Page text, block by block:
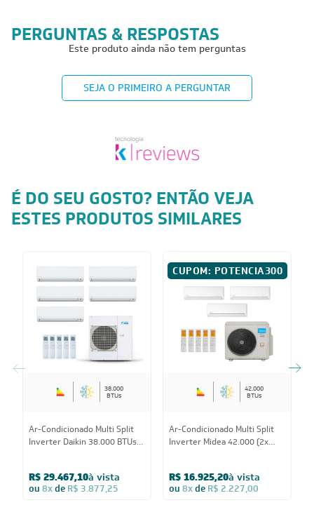
PERGUNTAS & RESPOSTAS
Este produto ainda não tem perguntas
SEJA O PRIMEIRO A PERGUNTAR
É DO SEU GOSTO? ENTÃO VEJA
ESTES PRODUTOS SIMILARES
38.000
BTUs
Ar-Condicionado Multi Split
Inverter Daikin 38.000 BTUs
220V
R$ 29.467,10à vista
ou 8xde R$ 3.877,25
CUPOM: POTENCIA300
42.000
BTUs
Ar-Condicionado Multi Split
Inverter Midea 42.000 (2x
R$ 16.925,20à vista
ou 8xde R$ 2.227,00